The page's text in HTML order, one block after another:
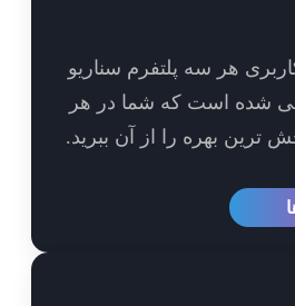
پلتفرم سناریو
که شما در هر
را از آن ببرید.